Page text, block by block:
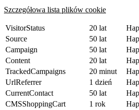
Szczegółowa lista plików cookie
VisitorStatus 20 lat
Source
50 lat
Campaign
50 lat
Content
20 lat
TrackedCampaigns
20 minut
UrlReferrer
1 dzień
CurrentContact
50 lat
CMSShoppingCart
1 rok